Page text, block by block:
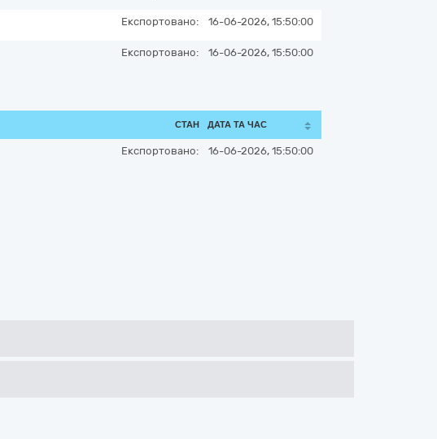
Експортовано: 16-06-2026, 15:50:00
Експортовано: 16-06-2026, 15:50:00
СТАН ДАТА ТА ЧАС
Експортовано: 16-06-2026, 15:50:00